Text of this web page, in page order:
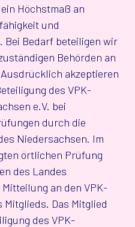
Höchstmaß an
und
Bedarf beteiligen wir
Behörden an
akzeptieren
des VPK-
e.V. bei
durch die
Niedersachsen. Im
örtlichen Prüfung
des Landes
an den VPK-
Das Mitglied
des VPK-